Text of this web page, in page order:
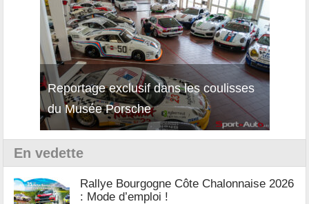
Reportage exclusif dans les coulisses
du Musée Porsche
Découverte de la nouvelle Ferrari
12Cilindri Manuale
En vedette
Rallye Bourgogne Côte Chalonnaise 2026
: Mode d’emploi !